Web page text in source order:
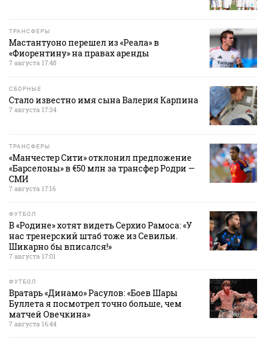
ТРАНСФЕРЫ
Мастантуоно перешел из «Реала» в
«Фиорентину» на правах аренды
7 августа 17:48
СБОРНЫЕ
Стало известно имя сына Валерия Карпина
7 августа 17:34
ТРАНСФЕРЫ
«Манчестер Сити» отклонил предложение
«Барселоны» в €50 млн за трансфер Родри —
СМИ
7 августа 17:16
ФУТБОЛ
В «Родине» хотят видеть Серхио Рамоса: «У
нас тренерский штаб тоже из Севильи.
Шикарно бы вписался!»
7 августа 17:01
ФУТБОЛ
Вратарь «Динамо» Расулов: «Боев Шары
Буллета я посмотрел точно больше, чем
матчей Овечкина»
7 августа 16:44